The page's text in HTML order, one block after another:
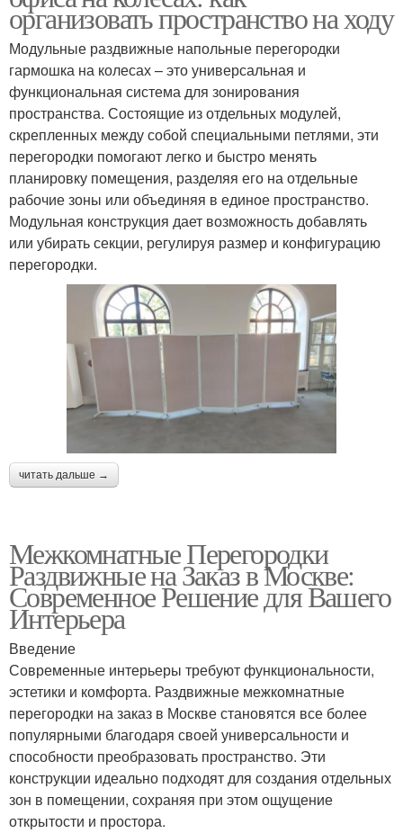
организовать пространство на ходу
Модульные раздвижные напольные перегородки
гармошка на колесах – это универсальная и
функциональная система для зонирования
пространства. Состоящие из отдельных модулей,
скрепленных между собой специальными петлями, эти
перегородки помогают легко и быстро менять
планировку помещения, разделяя его на отдельные
рабочие зоны или объединяя в единое пространство.
Модульная конструкция дает возможность добавлять
или убирать секции, регулируя размер и конфигурацию
перегородки.
читать дальше →
Межкомнатные Перегородки
Раздвижные на Заказ в Москве:
Современное Решение для Вашего
Интерьера
Введение
Современные интерьеры требуют функциональности,
эстетики и комфорта. Раздвижные межкомнатные
перегородки на заказ в Москве становятся все более
популярными благодаря своей универсальности и
способности преобразовать пространство. Эти
конструкции идеально подходят для создания отдельных
зон в помещении, сохраняя при этом ощущение
открытости и простора.